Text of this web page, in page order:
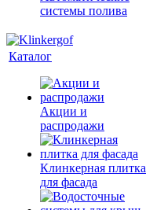
системы полива
Каталог
Акции и
распродажи
Клинкерная плитка
для фасада